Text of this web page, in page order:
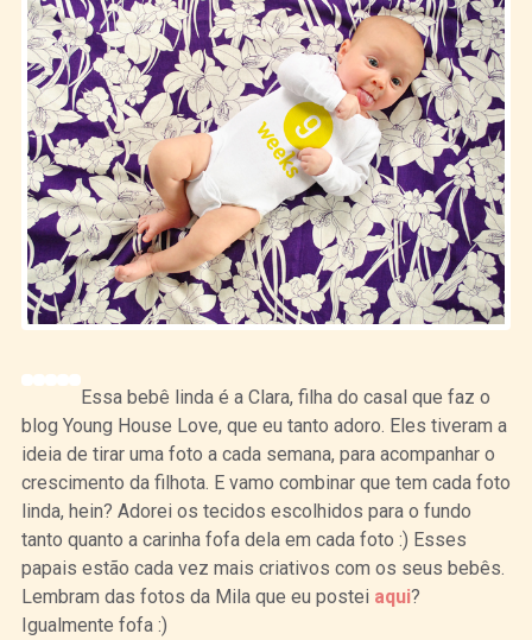
Essa bebê linda é a Clara, filha do casal que faz o
blog Young House Love, que eu tanto adoro. Eles tiveram a
ideia de tirar uma foto a cada semana, para acompanhar o
crescimento da filhota. E vamo combinar que tem cada foto
linda, hein? Adorei os tecidos escolhidos para o fundo
tanto quanto a carinha fofa dela em cada foto :) Esses
papais estão cada vez mais criativos com os seus bebês.
Lembram das fotos da Mila que eu postei aqui?
Igualmente fofa :)